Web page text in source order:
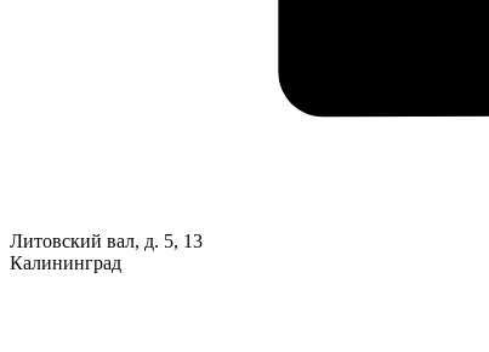
Литовский вал, д. 5, 13
Калининград